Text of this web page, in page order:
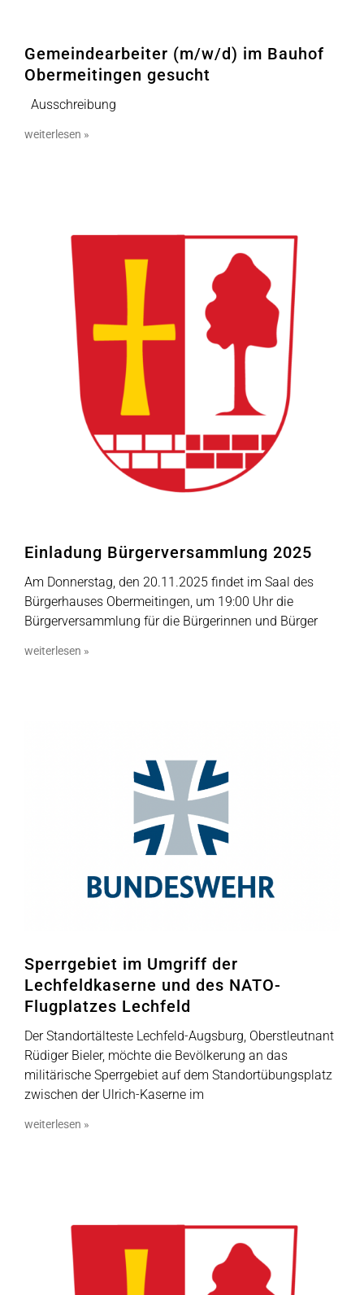
Gemeindearbeiter (m/w/d) im Bauhof
Obermeitingen gesucht
Ausschreibung
weiterlesen »
Einladung Bürgerversammlung 2025
Am Donnerstag, den 20.11.2025 findet im Saal des
Bürgerhauses Obermeitingen, um 19:00 Uhr die
Bürgerversammlung für die Bürgerinnen und Bürger
weiterlesen »
Sperrgebiet im Umgriff der
Lechfeldkaserne und des NATO-
Flugplatzes Lechfeld
Der Standortälteste Lechfeld-Augsburg, Oberstleutnant
Rüdiger Bieler, möchte die Bevölkerung an das
militärische Sperrgebiet auf dem Standortübungsplatz
zwischen der Ulrich-Kaserne im
weiterlesen »